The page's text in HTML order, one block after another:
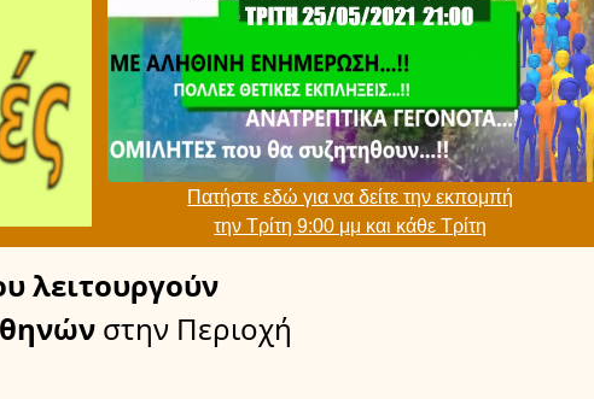
Πατήστε εδώ για να δείτε την εκπομπή
την Τρίτη 9:00 μμ και κάθε Τρίτη
λειτουργούν
στην Περιοχή